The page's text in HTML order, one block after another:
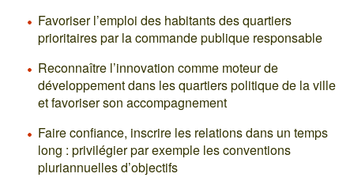
Favoriser l’emploi des habitants des quartiers
prioritaires par la commande publique responsable
Reconnaître l’innovation comme moteur de
développement dans les quartiers politique de la ville
et favoriser son accompagnement
Faire confiance, inscrire les relations dans un temps
long : privilégier par exemple les conventions
pluriannuelles d’objectifs